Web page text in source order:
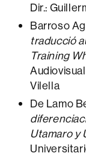
Dir.:
Barroso
traducció
Training
Vilella
De Lamo
Utamaro y